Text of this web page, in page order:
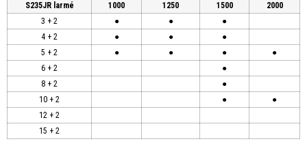
S235JR larmé 1000 1250 1500
2000
3 + 2
● ●
●
4 + 2
● ●
●
5 + 2
● ● ●
●
6 + 2
●
8 + 2
●
10 + 2
●
●
12 + 2
15 + 2